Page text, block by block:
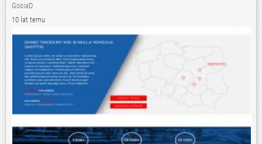
GosiaD
10 lat temu